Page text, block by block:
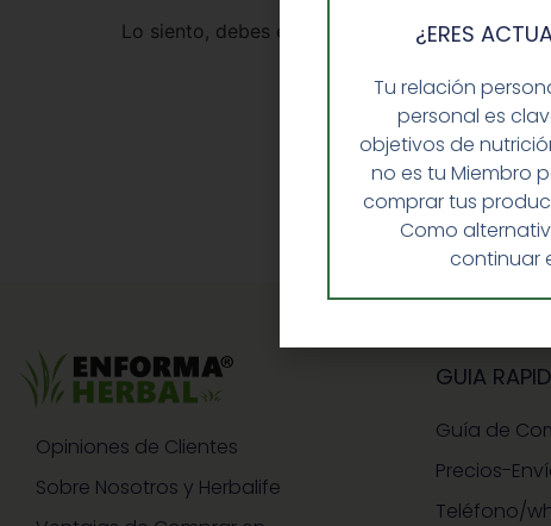
Lo siento, debes estar conectado para
Opiniones de Clientes
Sobre Nosotros y Herbalife
GUIA
Guía de
Precios-
Teléfono/
¿ERES
Tu relación
personal es
objetivos de nutrición.
no es tu Miembro
comprar tus
Como
continuar